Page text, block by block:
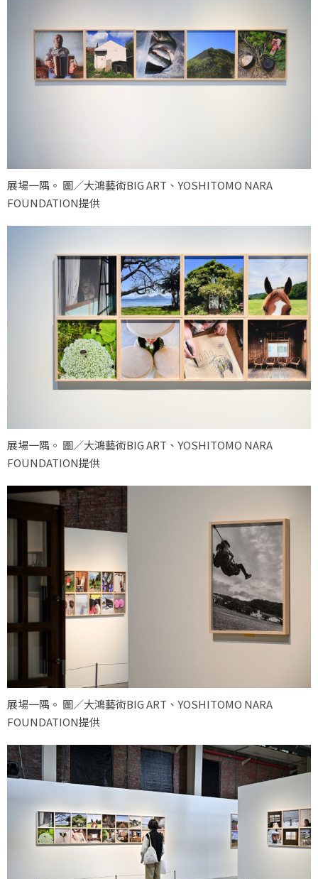
展場一隅。 圖／大鴻藝術BIG ART、YOSHITOMO NARA
FOUNDATION提供
展場一隅。 圖／大鴻藝術BIG ART、YOSHITOMO NARA
FOUNDATION提供
展場一隅。 圖／大鴻藝術BIG ART、YOSHITOMO NARA
FOUNDATION提供